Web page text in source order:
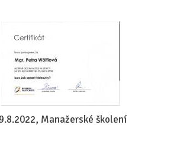
Manažerské školení